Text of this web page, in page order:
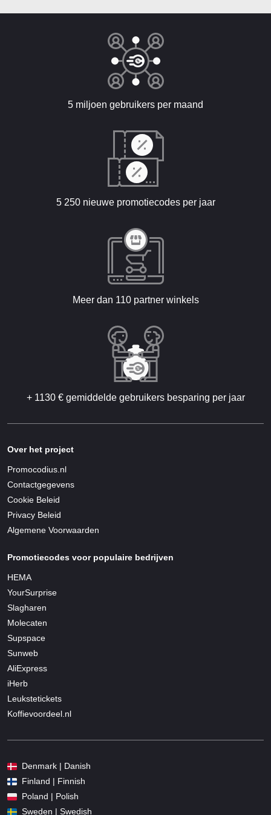
5 miljoen gebruikers per maand
5 250 nieuwe promotiecodes per jaar
Meer dan 110 partner winkels
+ 1130 € gemiddelde gebruikers besparing per jaar
Over het project
Promocodius.nl
Contactgegevens
Cookie Beleid
Privacy Beleid
Algemene Voorwaarden
Promotiecodes voor populaire bedrijven
HEMA
YourSurprise
Slagharen
Molecaten
Supspace
Sunweb
AliExpress
iHerb
Leukstetickets
Koffievoordeel.nl
Denmark | Danish
Finland | Finnish
Poland | Polish
Sweden | Swedish